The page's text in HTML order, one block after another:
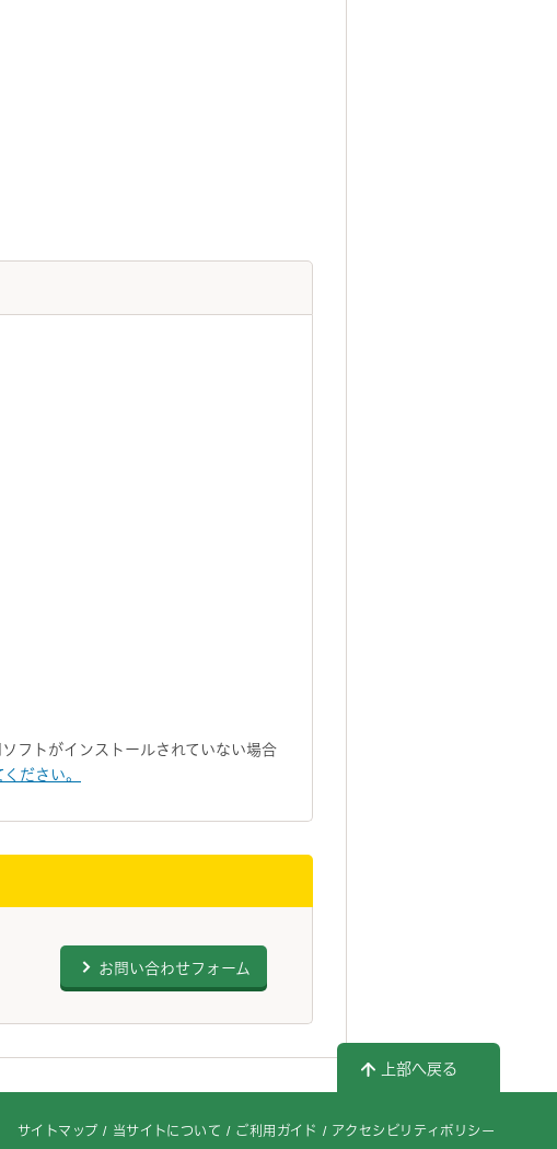
フトがインストールされていない場合
ださい。
お問い合わせフォーム
上部へ戻る
サイトマップ 当サイトについて ご利用ガイド アクセシビリティポリシー